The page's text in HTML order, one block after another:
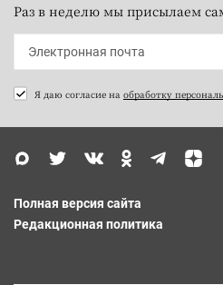
Раз в неделю мы присылаем
Я даю согласие на обработку
Полная версия сайта
Редакционная политика